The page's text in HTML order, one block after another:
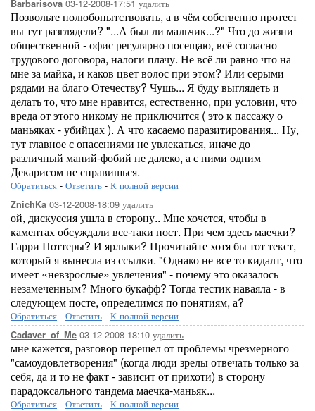
Barbarisova 03-12-2008-17:51 удалить
Позвольте полюбопытствовать, а в чём собственно протест
вы тут разглядели? "...А был ли мальчик...?" Что до жизни
общественной - офис регулярно посещаю, всё согласно
трудового договора, налоги плачу. Не всё ли равно что на
мне за майка, и каков цвет волос при этом? Или серыми
рядами на благо Отечеству? Чушь... Я буду выглядеть и
делать то, что мне нравится, естественно, при условии, что
вреда от этого никому не приключится ( это к пассажу о
маньяках - убийцах ). А что касаемо паразитирования... Ну,
тут главное с опасениями не увлекаться, иначе до
различный маний-фобий не далеко, а с ними одним
Декарисом не справишься.
Обратиться - Ответить - К полной версии
ZnichKa 03-12-2008-18:09 удалить
ой, дискуссия ушла в сторону.. Мне хочется, чтобы в
каментах обсуждали все-таки пост. При чем здесь маечки?
Гарри Поттеры? И ярлыки? Прочитайте хотя бы тот текст,
который я вынесла из ссылки. "Однако не все то кидалт, что
имеет «невзрослые» увлечения" - почему это оказалось
незамеченным? Много букафф? Тогда тестик наваяла - в
следующем посте, определимся по понятиям, а?
Обратиться - Ответить - К полной версии
Cadaver_of_Me 03-12-2008-18:10 удалить
мне кажется, разговор перешел от проблемы чрезмерного
"самоудовлетворения" (когда люди зрелы отвечать только за
себя, да и то не факт - зависит от прихоти) в сторону
парадоксального тандема маечка-маньяк...
Обратиться - Ответить - К полной версии